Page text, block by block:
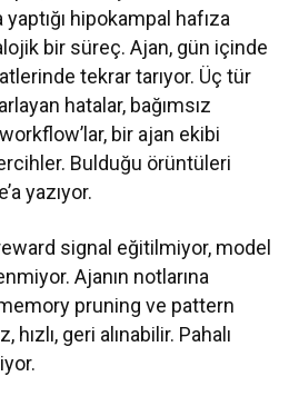
hipokampal hafıza
bir süreç. Ajan, gün içinde
tekrar tarıyor. Üç tür
hatalar, bağımsız
workflow’lar, bir ajan ekibi
Bulduğu örüntüleri
yazıyor.
signal eğitilmiyor, model
Ajanın notlarına
pruning ve pattern
geri alınabilir. Pahalı